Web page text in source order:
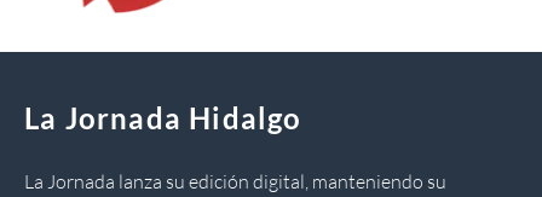
La Jornada Hidalgo
La Jornada lanza su edición digital, manteniendo su